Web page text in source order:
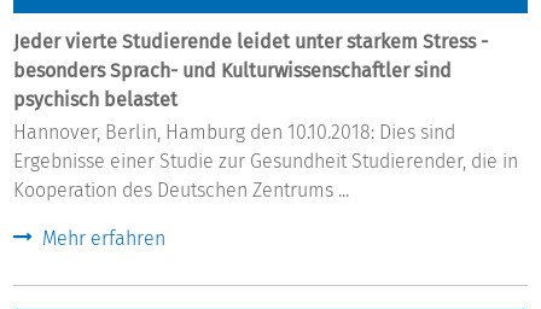
Jeder vierte Studierende leidet unter starkem Stress -
besonders Sprach- und Kulturwissenschaftler sind
psychisch belastet
Hannover, Berlin, Hamburg den 10.10.2018: Dies sind
Ergebnisse einer Studie zur Gesundheit Studierender, die in
Kooperation des Deutschen Zentrums ...
Mehr erfahren